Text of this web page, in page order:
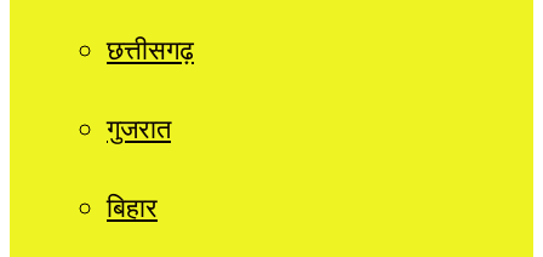
छत्तीसगढ़
गुजरात
बिहार